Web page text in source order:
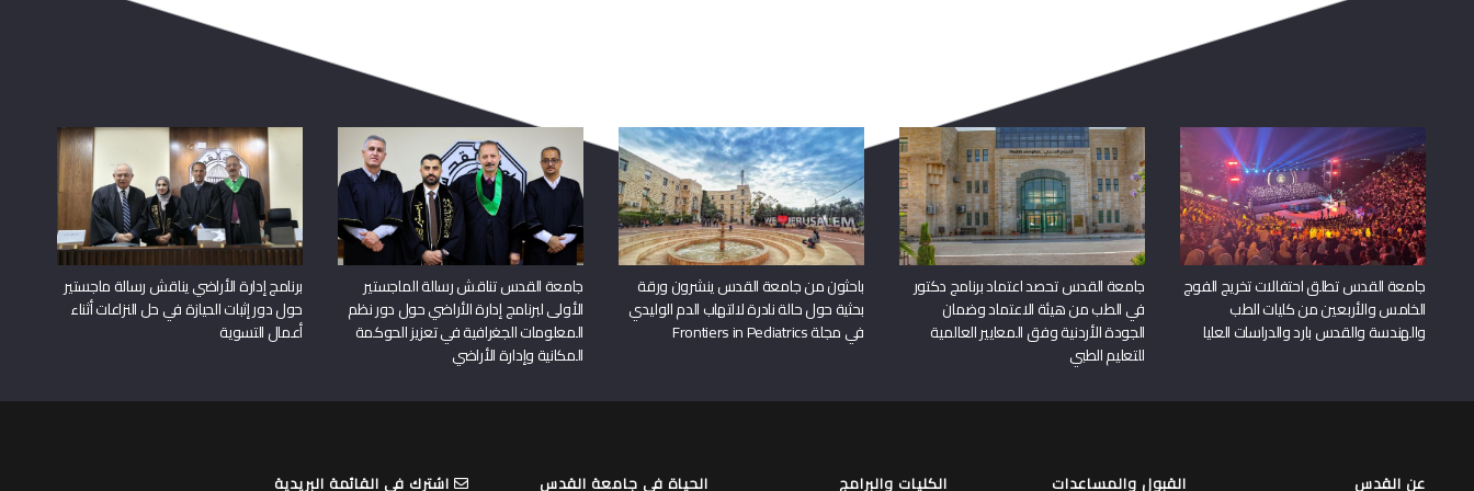
عن القدس
القبول والمساعدات
القبول والتسجيل
الكليات والبرامج
الحياة في جامعة القدس
اشترك في القائمة البريدية